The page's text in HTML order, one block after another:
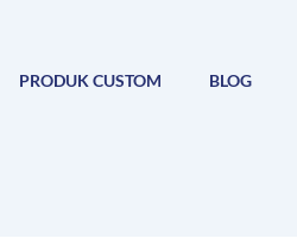
PRODUK CUSTOM BLOG